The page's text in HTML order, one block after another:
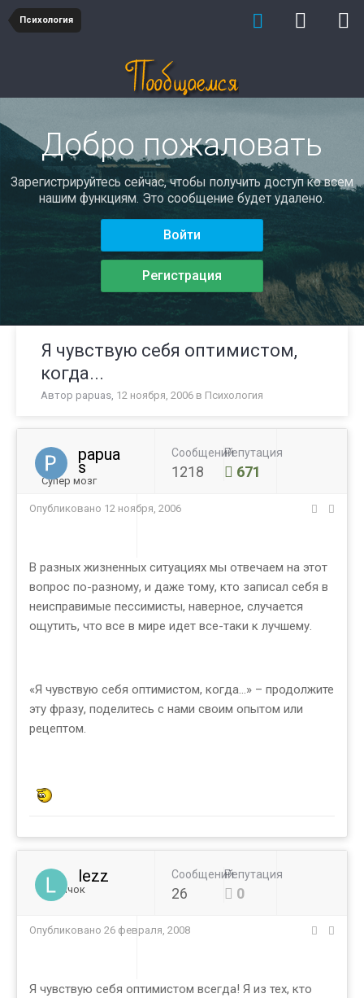
Психология
Добро пожаловать
Зарегистрируйтесь сейчас, чтобы получить доступ ко всем
нашим функциям. Это сообщение будет удалено.
Войти
Регистрация
Я чувствую себя оптимистом,
когда...
Автор papuas, 12 ноября, 2006 в Психология
papua
s
Супер мозг
Сообщений
1218
Репутация
671
Опубликовано 12 ноября, 2006
В разных жизненных ситуациях мы отвечаем на этот
вопрос по-разному, и даже тому, кто записал себя в
неисправимые пессимисты, наверное, случается
ощутить, что все в мире идет все-таки к лучшему.
«Я чувствую себя оптимистом, когда…» – продолжите
эту фразу, поделитесь с нами своим опытом или
рецептом.
lezz
Новичок
Сообщений
26
Репутация
0
Опубликовано 26 февраля, 2008
Я чувствую себя оптимистом всегда! Я из тех, кто